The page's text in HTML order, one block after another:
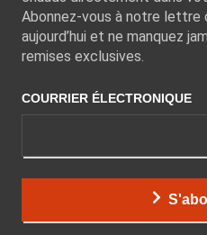
Abonnez-vous à notre lettre
aujourd’hui et ne manquez
remises exclusives.
COURRIER ÉLECTRONIQUE